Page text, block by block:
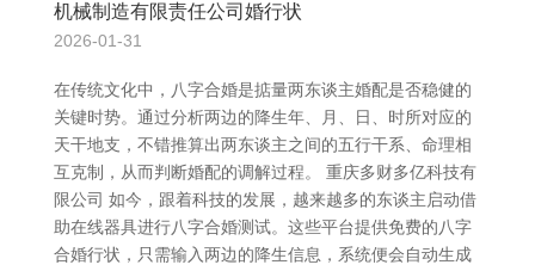
机械制造有限责任公司婚行状
2026-01-31
在传统文化中，八字合婚是掂量两东谈主婚配是否稳健的
关键时势。通过分析两边的降生年、月、日、时所对应的
天干地支，不错推算出两东谈主之间的五行干系、命理相
互克制，从而判断婚配的调解过程。 重庆多财多亿科技有
限公司 如今，跟着科技的发展，越来越多的东谈主启动借
助在线器具进行八字合婚测试。这些平台提供免费的八字
合婚行状，只需输入两边的降生信息，系统便会自动生成